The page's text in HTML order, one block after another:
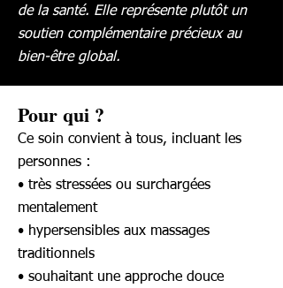
de la santé. Elle représente plutôt un
soutien complémentaire précieux au
bien-être global.
Pour qui ?
Ce soin convient à tous, incluant les
personnes :
• très stressées ou surchargées
mentalement
• hypersensibles aux massages
traditionnels
• souhaitant une approche douce